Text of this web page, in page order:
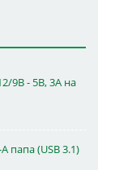
9В - 5В, 3А на
папа (USB 3.1)